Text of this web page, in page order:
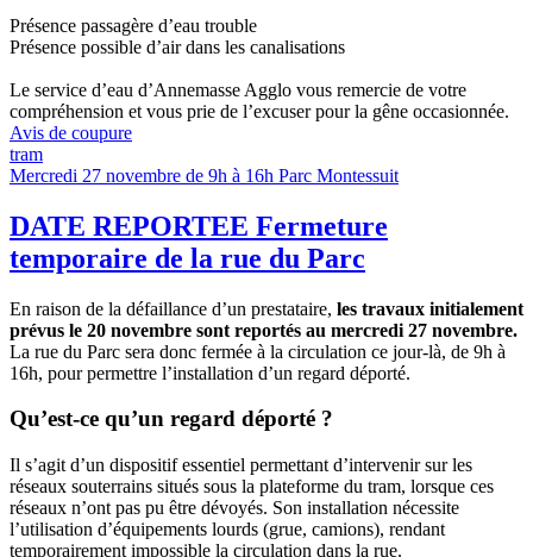
Présence passagère d’eau trouble
Présence possible d’air dans les canalisations
Le service d’eau d’Annemasse Agglo vous remercie de votre
compréhension et vous prie de l’excuser pour la gêne occasionnée.
Avis de coupure
tram
Mercredi 27 novembre de 9h à 16h Parc Montessuit
DATE REPORTEE Fermeture
temporaire de la rue du Parc
En raison de la défaillance d’un prestataire, les travaux initialement
prévus le 20 novembre sont reportés au mercredi 27 novembre.
La rue du Parc sera donc fermée à la circulation ce jour-là, de 9h à
16h, pour permettre l’installation d’un regard déporté.
Qu’est-ce qu’un regard déporté ?
Il s’agit d’un dispositif essentiel permettant d’intervenir sur les
réseaux souterrains situés sous la plateforme du tram, lorsque ces
réseaux n’ont pas pu être dévoyés. Son installation nécessite
l’utilisation d’équipements lourds (grue, camions), rendant
temporairement impossible la circulation dans la rue.